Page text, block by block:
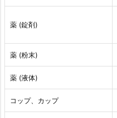
薬 (錠剤)
薬 (粉末)
薬 (液体)
コップ、カップ